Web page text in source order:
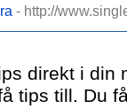
- http://
direkt i din
tips till. Du